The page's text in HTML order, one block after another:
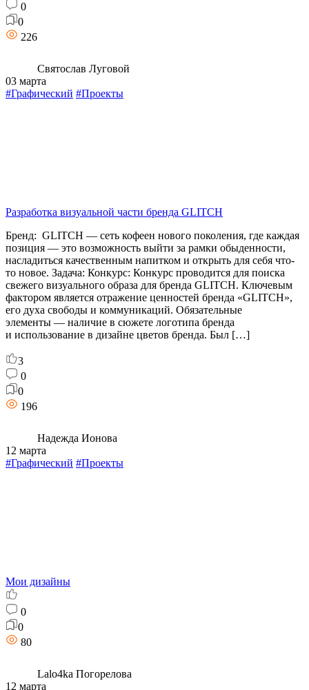
0
0
226
Святослав Луговой
03 марта
#Графический #Проекты
Разработка визуальной части бренда GLITCH
Бренд: GLITCH — сеть кофеен нового поколения, где каждая
позиция — это возможность выйти за рамки обыденности,
насладиться качественным напитком и открыть для себя что-
то новое. Задача: Конкурс: Конкурс проводится для поиска
свежего визуального образа для бренда GLITCH. Ключевым
фактором является отражение ценностей бренда «GLITCH»,
его духа свободы и коммуникаций. Обязательные
элементы — наличие в сюжете логотипа бренда
и использование в дизайне цветов бренда. Был […]
3
0
0
196
Надежда Ионова
12 марта
#Графический #Проекты
Мои дизайны
0
0
80
Lalo4ka Погорелова
12 марта